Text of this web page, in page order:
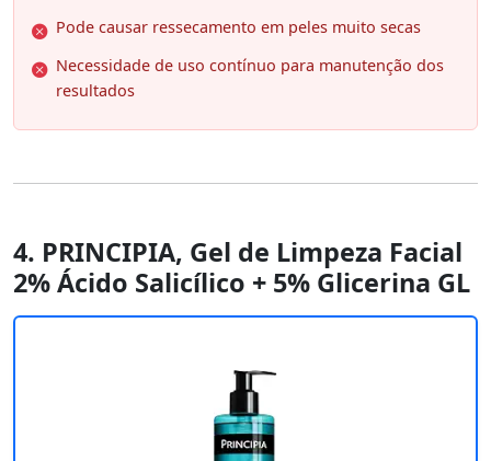
Pode causar ressecamento em peles muito secas
Necessidade de uso contínuo para manutenção dos
resultados
4. PRINCIPIA, Gel de Limpeza Facial
2% Ácido Salicílico + 5% Glicerina GL